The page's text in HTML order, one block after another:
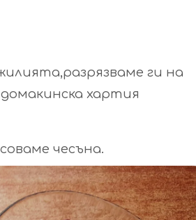
ги на
хартия
чесъна.